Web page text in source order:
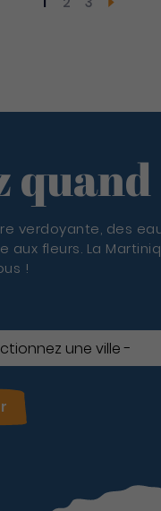
Page courante
PagePagePage
quand
verdoyante, des
aux fleurs. La
!